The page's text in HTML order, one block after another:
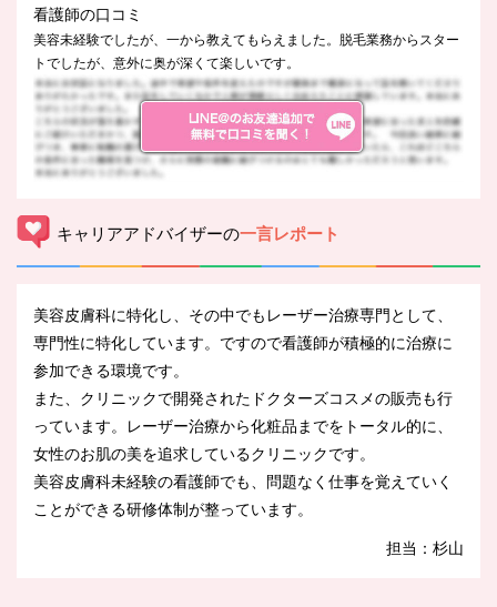
看護師の口コミ
美容未経験でしたが、一から教えてもらえました。脱毛業務からスター
トでしたが、意外に奥が深くて楽しいです。
キャリアアドバイザーの一言レポート
美容皮膚科に特化し、その中でもレーザー治療専門として、
専門性に特化しています。ですので看護師が積極的に治療に
参加できる環境です。
また、クリニックで開発されたドクターズコスメの販売も行
っています。レーザー治療から化粧品までをトータル的に、
女性のお肌の美を追求しているクリニックです。
美容皮膚科未経験の看護師でも、問題なく仕事を覚えていく
ことができる研修体制が整っています。
担当：杉山